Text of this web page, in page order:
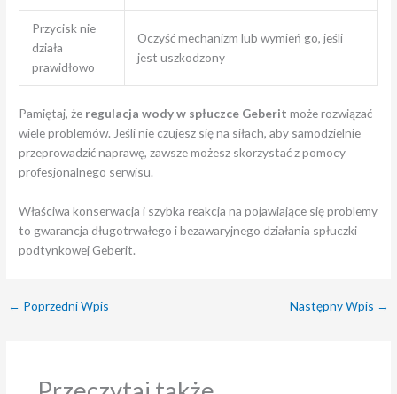
Przycisk nie
działa
prawidłowo
Oczyść mechanizm lub wymień go, jeśli
jest uszkodzony
Pamiętaj, że regulacja wody w spłuczce Geberit może rozwiązać
wiele problemów. Jeśli nie czujesz się na siłach, aby samodzielnie
przeprowadzić naprawę, zawsze możesz skorzystać z pomocy
profesjonalnego serwisu.
Właściwa konserwacja i szybka reakcja na pojawiające się problemy
to gwarancja długotrwałego i bezawaryjnego działania spłuczki
podtynkowej Geberit.
← Poprzedni Wpis Następny Wpis →